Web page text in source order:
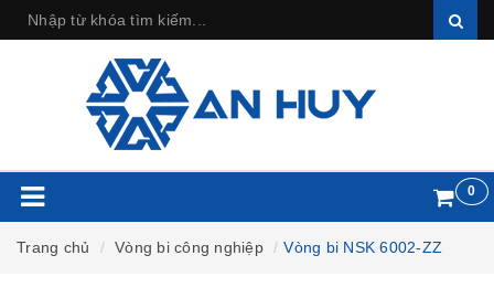
0
Trang chủ Vòng bi công nghiệp Vòng bi NSK 6002-ZZ